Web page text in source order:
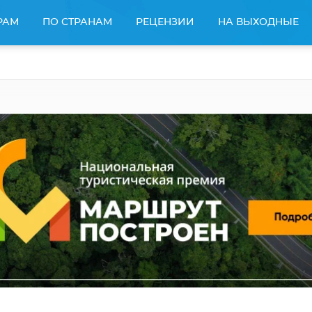
ПО СТРАНАМ РЕЦЕНЗИИ НА ВЫХОДНЫЕ